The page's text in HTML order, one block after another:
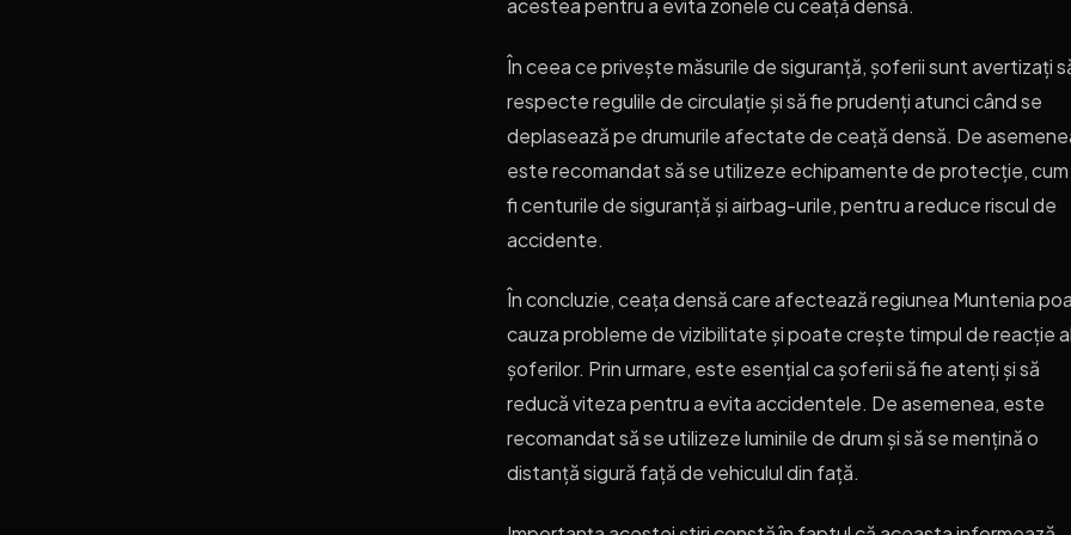
acestea pentru a evita zonele cu ceață densă.
În ceea ce privește măsurile de siguranță, șoferii sunt avertizați
respecte regulile de circulație și să fie prudenți atunci când se
deplasează pe drumurile afectate de ceață densă. De
este recomandat să se utilizeze echipamente de protecție, cum
fi centurile de siguranță și airbag-urile, pentru a reduce riscul de
accidente.
În concluzie, ceața densă care afectează regiunea Muntenia
cauza probleme de vizibilitate și poate crește timpul de reacție al
șoferilor. Prin urmare, este esențial ca șoferii să fie atenți și să
reducă viteza pentru a evita accidentele. De asemenea, este
recomandat să se utilizeze luminile de drum și să se mențină o
distanță sigură față de vehiculul din față.